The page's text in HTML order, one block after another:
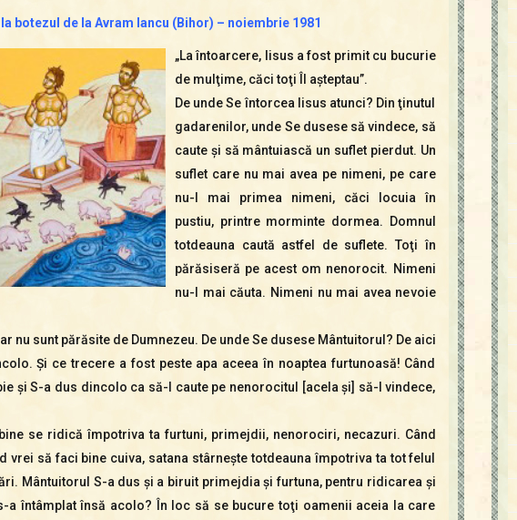
botezul de la Avram Iancu (Bihor) – noiembrie 1981
„La întoarcere, Iisus a fost primit cu bucurie
de mulţime, căci toţi Îl aşteptau”.
De unde Se întorcea Iisus atunci? Din ţinutul
gadarenilor, unde Se dusese să vindece, să
caute şi să mântuiască un suflet pierdut. Un
suflet care nu mai avea pe nimeni, pe care
nu-l mai primea nimeni, căci locuia în
pustiu, printre morminte dormea. Domnul
totdeauna caută astfel de suflete. Toţi în
părăsiseră pe acest om nenorocit. Nimeni
nu-l mai căuta. Nimeni nu mai avea nevoie
nu sunt părăsite de Dumnezeu. De unde Se dusese Mântuitorul? De aici
Şi ce trecere a fost peste apa aceea în noaptea furtunoasă! Când
şi S-a dus dincolo ca să-l caute pe nenorocitul [acela şi] să-l vindece,
se ridică împotriva ta furtuni, primejdii, nenorociri, necazuri. Când
vrei să faci bine cuiva, satana stârneşte totdeauna împotriva ta tot felul
Mântuitorul S-a dus şi a biruit primejdia şi furtuna, pentru ridicarea şi
a întâmplat însă acolo? În loc să se bucure toţi oamenii aceia la care